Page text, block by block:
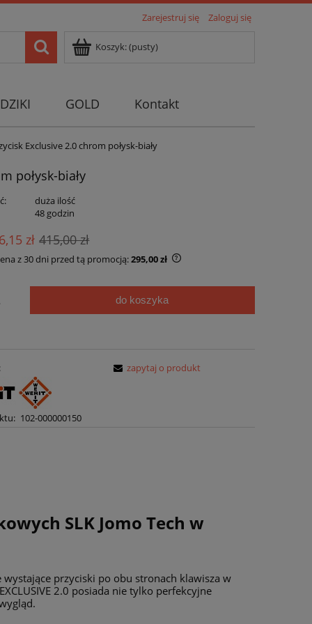
Zarejestruj się Zaloguj się
Koszyk:(pusty)
GOLD Kontakt
Exclusive 2.0 chrom połysk-biały
połysk-biały
duża ilość
48 godzin
zł 415,00 zł
z 30 dni przed tą promocją:295,00 zł
Jeżeli produkt jest sprzedawany krócej niż
30 dni, wyświetlana jest najniższa cena od
momentu, kiedy produkt pojawił się w
do koszyka
102-000000150
zapytaj o produkt
SLK Jomo Tech w
przyciski po obu stronach klawisza w
2.0 posiada nie tylko perfekcyjne